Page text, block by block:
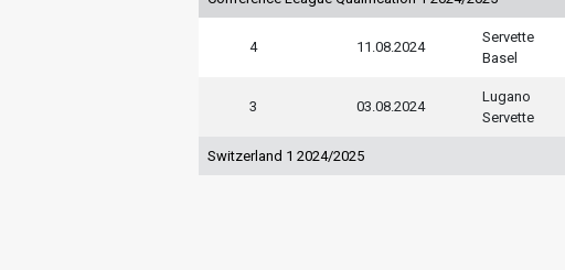
4 11.08.2024
Servette
Basel
3 03.08.2024
Lugano
Servette
Switzerland 1 2024/2025